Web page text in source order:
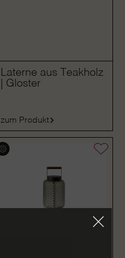
Laterne aus Teakholz
| Gloster
zum Produkt